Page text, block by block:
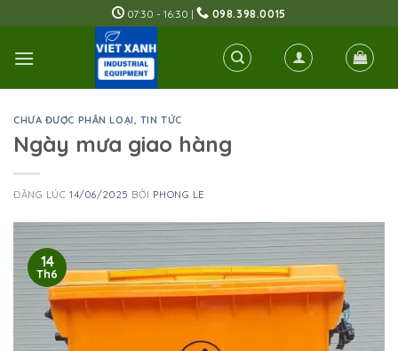
to
content
07:30 - 16:30 | 098.398.0015
CHƯA ĐƯỢC PHÂN LOẠI, TIN TỨC
Ngày mưa giao hàng
ĐĂNG LÚC14/06/2025 BỞI PHONG LE
14
Th6